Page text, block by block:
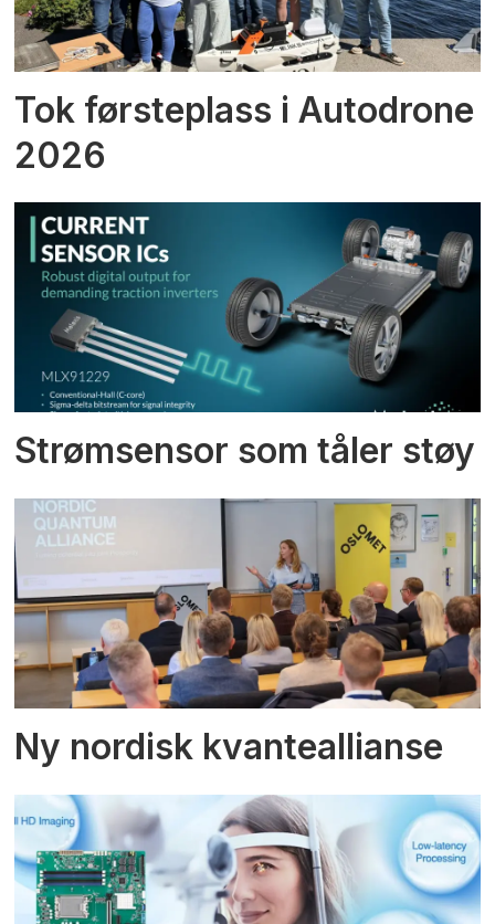
Tok førsteplass i Autodrone
2026
Strømsensor som tåler støy
Ny nordisk kvanteallianse